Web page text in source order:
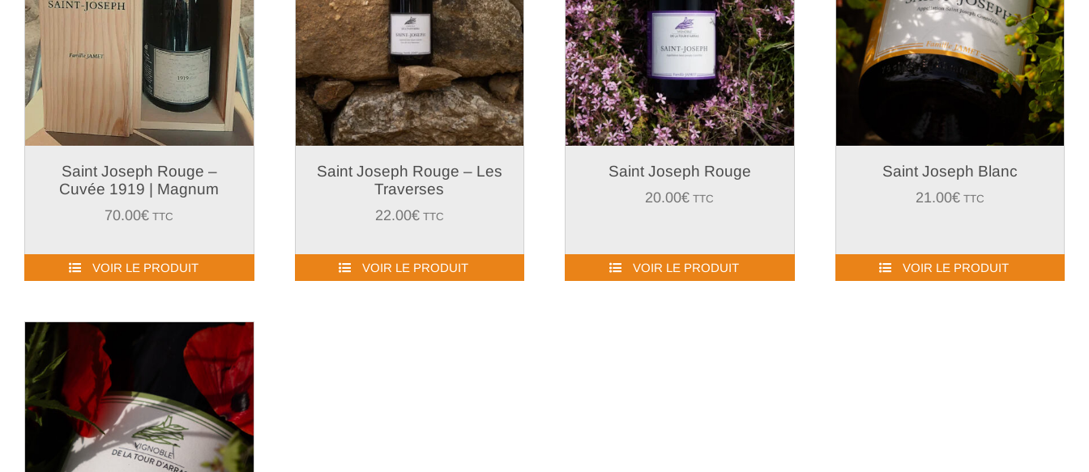
Saint Joseph Rouge –
Cuvée 1919 | Magnum
70.00€ TTC
VOIR LE PRODUIT
Saint Joseph Rouge – Les
Traverses
22.00€ TTC
VOIR LE PRODUIT
Saint Joseph Rouge
20.00€ TTC
VOIR LE PRODUIT
Saint Joseph Blanc
21.00€ TTC
VOIR LE PRODUIT